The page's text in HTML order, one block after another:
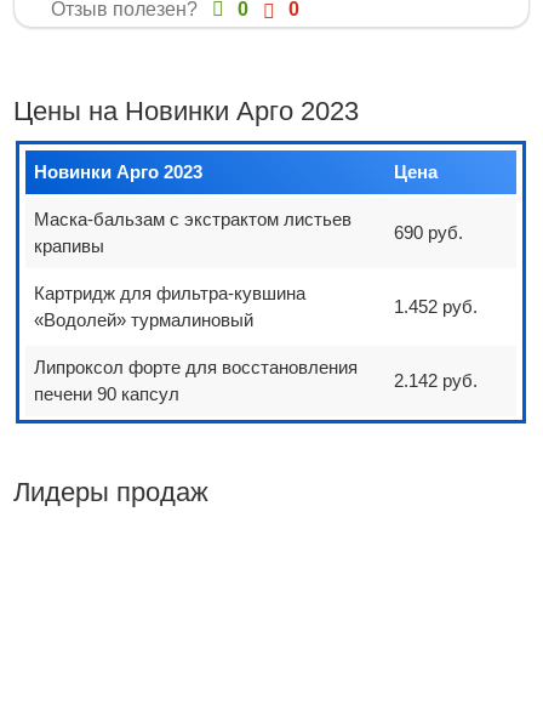
Отзыв полезен?
0 0
Цены на Новинки Арго 2023
Новинки Арго 2023 Цена
Маска-бальзам с экстрактом листьев
крапивы
690 руб.
Картридж для фильтра-кувшина
«Водолей» турмалиновый
1.452 руб.
Липроксол форте для восстановления
печени 90 капсул
2.142 руб.
Лидеры продаж